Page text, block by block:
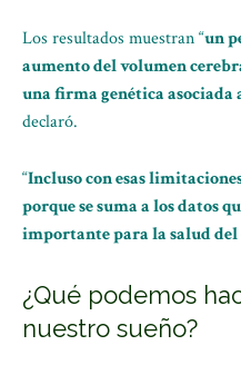
Los resultados muestran “un
aumento del volumen
una firma genética asociada
declaró.
“Incluso con esas
porque se suma a los datos
importante para la salud del
¿Qué podemos
nuestro sueño?